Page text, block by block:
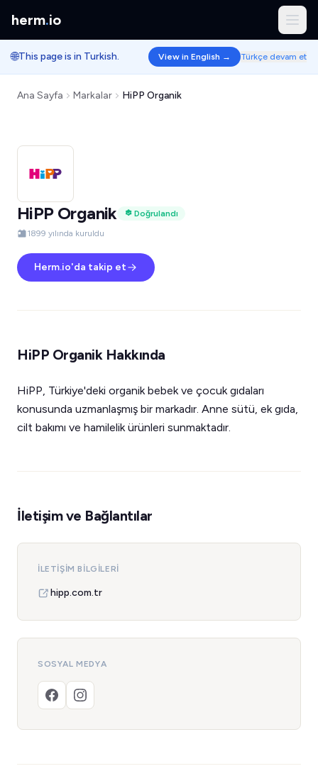
herm.io
🌐This page is in Turkish. View in English → Türkçe devam et
Ana Sayfa Markalar HiPP Organik
HiPP Organik
Doğrulandı
1899 yılında kuruldu
Herm.io'da takip et
HiPP Organik Hakkında
HiPP, Türkiye'deki organik bebek ve çocuk gıdaları
konusunda uzmanlaşmış bir markadır. Anne sütü, ek gıda,
cilt bakımı ve hamilelik ürünleri sunmaktadır.
İletişim ve Bağlantılar
İLETIŞIM BILGILERI
hipp.com.tr
SOSYAL MEDYA